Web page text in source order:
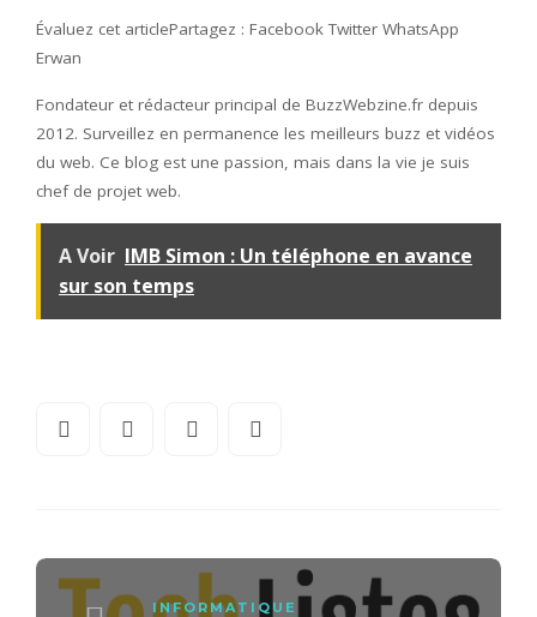
Évaluez cet articlePartagez : Facebook Twitter WhatsApp
Erwan
Fondateur et rédacteur principal de BuzzWebzine.fr depuis
2012. Surveillez en permanence les meilleurs buzz et vidéos
du web. Ce blog est une passion, mais dans la vie je suis
chef de projet web.
A Voir IMB Simon : Un téléphone en avance
sur son temps
INFORMATIQUE